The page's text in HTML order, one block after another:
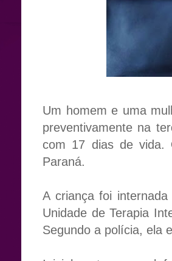
Um homem e uma
preventivamente na
com 17 dias de vida.
Paraná.
A criança foi
Unidade de Terapia
Segundo a polícia, ela